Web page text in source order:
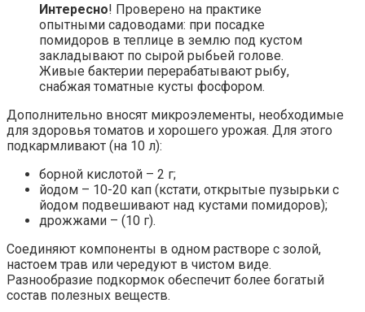
Интересно! Проверено на практике
опытными садоводами: при посадке
помидоров в теплице в землю под кустом
закладывают по сырой рыбьей голове.
Живые бактерии перерабатывают рыбу,
снабжая томатные кусты фосфором.
Дополнительно вносят микроэлементы, необходимые
для здоровья томатов и хорошего урожая. Для этого
подкармливают (на 10 л):
борной кислотой – 2 г;
йодом – 10-20 кап (кстати, открытые пузырьки с
йодом подвешивают над кустами помидоров);
дрожжами – (10 г).
Соединяют компоненты в одном растворе с золой,
настоем трав или чередуют в чистом виде.
Разнообразие подкормок обеспечит более богатый
состав полезных веществ.